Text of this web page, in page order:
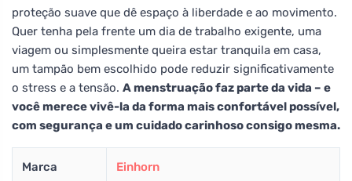
proteção suave que dê espaço à liberdade e ao movimento.
Quer tenha pela frente um dia de trabalho exigente, uma
viagem ou simplesmente queira estar tranquila em casa,
um tampão bem escolhido pode reduzir significativamente
o stress e a tensão. A menstruação faz parte da vida – e
você merece vivê-la da forma mais confortável possível,
com segurança e um cuidado carinhoso consigo mesma.
Marca Einhorn